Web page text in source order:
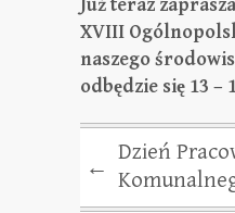
Już teraz
XVIII
naszego
odbędzie się 13 –
←
Dzień